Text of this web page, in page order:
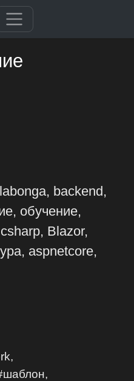
backend,
обучение,
Blazor,
aspnetcore,